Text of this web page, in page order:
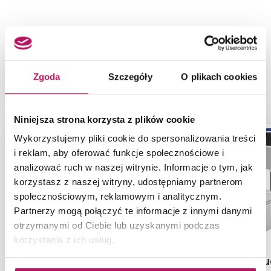
Zgoda Szczegóły O plikach cookies
Niniejsza strona korzysta z plików cookie
Wykorzystujemy pliki cookie do spersonalizowania treści
i reklam, aby oferować funkcje społecznościowe i
analizować ruch w naszej witrynie. Informacje o tym, jak
korzystasz z naszej witryny, udostępniamy partnerom
społecznościowym, reklamowym i analitycznym.
Partnerzy mogą połączyć te informacje z innymi danymi
otrzymanymi od Ciebie lub uzyskanymi podczas
korzystania z ich usług.
NASZE PROPOZYCJE ZAMIAST
PRODUKTU KOŁO TECHNIC GT
STYLE RIMFREE 99366900
Cersanit Aqua S701-522 Cersanit